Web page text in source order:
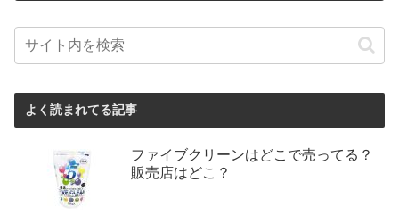
よく読まれてる記事
ファイブクリーンはどこで売ってる？
販売店はどこ？